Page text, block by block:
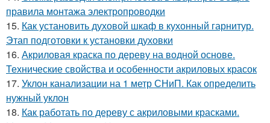
правила монтажа электропроводки
15. Как установить духовой шкаф в кухонный гарнитур.
Этап подготовки к установки духовки
16. Акриловая краска по дереву на водной основе.
Технические свойства и особенности акриловых красок
17. Уклон канализации на 1 метр СНиП. Как определить
нужный уклон
18. Как работать по дереву с акриловыми красками.